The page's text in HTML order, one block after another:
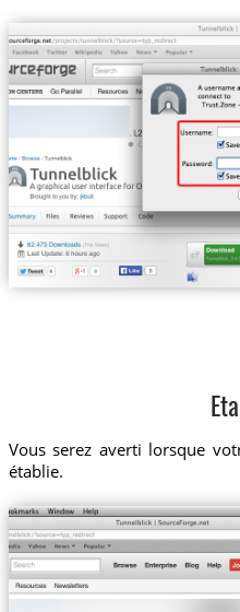
Vous serez averti lorsque
établie.